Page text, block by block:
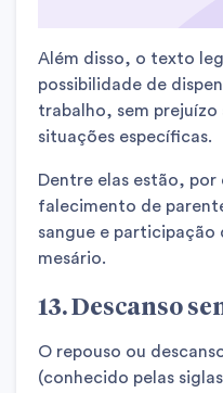
Além disso, o texto
possibilidade de
trabalho, sem prejuízo
situações específicas.
Dentre elas estão,
falecimento de
sangue e participação
mesário.
13. Descanso
O repouso ou
(conhecido pelas